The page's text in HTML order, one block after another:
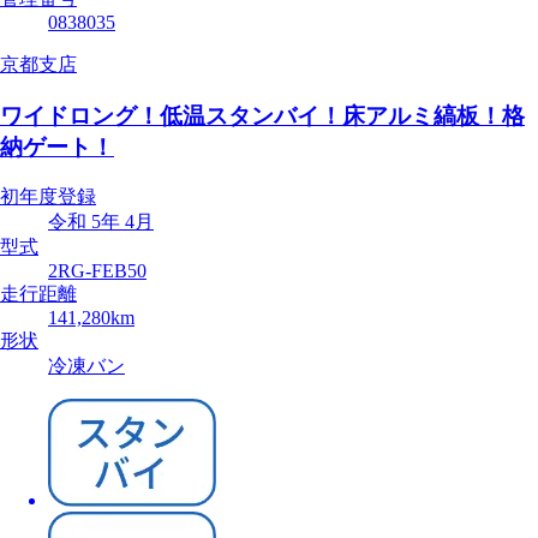
0838035
京都支店
ワイドロング！低温スタンバイ！床アルミ縞板！格
納ゲート！
初年度登録
令和 5年 4月
型式
2RG-FEB50
走行距離
141,280km
形状
冷凍バン